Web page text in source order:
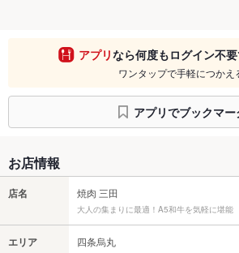
アプリなら何度もログイン不要
ワンタップで手軽につかえ
アプリでブックマー
お店情報
店名 焼肉 三田
大人の集まりに最適！A5和牛を気軽に堪能
エリア 四条烏丸